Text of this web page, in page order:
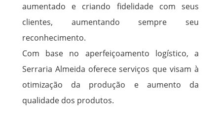
aumentado e criando fidelidade com seus
clientes, aumentando sempre seu
reconhecimento.
Com base no aperfeiçoamento logístico, a
Serraria Almeida oferece serviços que visam à
otimização da produção e aumento da
qualidade dos produtos.